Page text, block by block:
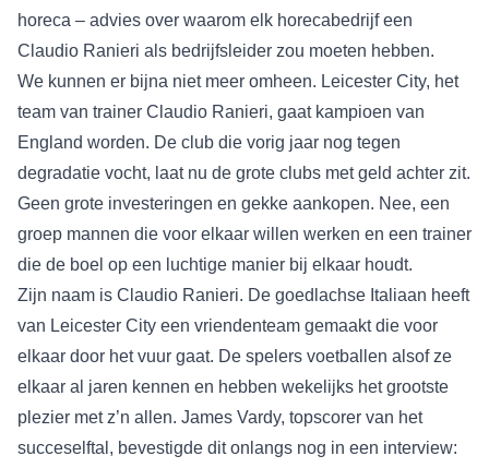
horeca – advies over waarom elk horecabedrijf een
Claudio Ranieri als bedrijfsleider zou moeten hebben.
We kunnen er bijna niet meer omheen. Leicester City, het
team van trainer Claudio Ranieri, gaat kampioen van
England worden. De club die vorig jaar nog tegen
degradatie vocht, laat nu de grote clubs met geld achter zit.
Geen grote investeringen en gekke aankopen. Nee, een
groep mannen die voor elkaar willen werken en een trainer
die de boel op een luchtige manier bij elkaar houdt.
Zijn naam is Claudio Ranieri. De goedlachse Italiaan heeft
van Leicester City een vriendenteam gemaakt die voor
elkaar door het vuur gaat. De spelers voetballen alsof ze
elkaar al jaren kennen en hebben wekelijks het grootste
plezier met z’n allen. James Vardy, topscorer van het
succeselftal, bevestigde dit onlangs nog in een interview: